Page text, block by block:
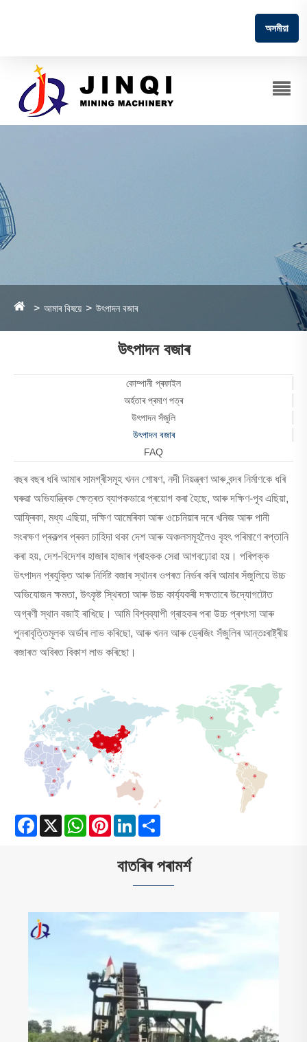
অসমীয়া
আমাৰ বিষয়ে উৎপাদন বজাৰ
উৎপাদন বজাৰ
কোম্পানী প্ৰফাইল
অৰ্হতাৰ প্ৰমাণ পত্ৰ
উৎপাদন সঁজুলি
উৎপাদন বজাৰ
FAQ
বছৰ বছৰ ধৰি আমাৰ সামগ্ৰীসমূহ খনন শোষণ, নদী নিয়ন্ত্ৰণ আৰু বন্দৰ নিৰ্মাণকে ধৰি
ঘৰুৱা অভিযান্ত্ৰিক ক্ষেত্ৰত ব্যাপকভাৱে প্ৰয়োগ কৰা হৈছে, আৰু দক্ষিণ-পূব এছিয়া,
আফ্ৰিকা, মধ্য এছিয়া, দক্ষিণ আমেৰিকা আৰু ওচেনিয়াৰ দৰে খনিজ আৰু পানী
সংৰক্ষণ প্ৰকল্পৰ প্ৰবল চাহিদা থকা দেশ আৰু অঞ্চলসমূহলৈও বৃহৎ পৰিমাণে ৰপ্তানি
কৰা হয়, দেশ-বিদেশৰ হাজাৰ হাজাৰ গ্ৰাহকক সেৱা আগবঢ়োৱা হয়। পৰিপক্ক
উৎপাদন প্ৰযুক্তি আৰু নিৰ্দিষ্ট বজাৰ স্থানৰ ওপৰত নিৰ্ভৰ কৰি আমাৰ সঁজুলিয়ে উচ্চ
অভিযোজন ক্ষমতা, উৎকৃষ্ট স্থিৰতা আৰু উচ্চ কাৰ্য্যকৰী দক্ষতাৰে উদ্যোগটোত
অগ্ৰণী স্থান বজাই ৰাখিছে। আমি বিশ্বব্যাপী গ্ৰাহকৰ পৰা উচ্চ প্ৰশংসা আৰু
পুনৰাবৃত্তিমূলক অৰ্ডাৰ লাভ কৰিছো, আৰু খনন আৰু ড্ৰেজিং সঁজুলিৰ আন্তঃৰাষ্ট্ৰীয়
বজাৰত অবিৰত বিকাশ লাভ কৰিছো।
Facebook
X WhatsApp
PinterestLinkedIn
বাতৰিৰ পৰামৰ্শ